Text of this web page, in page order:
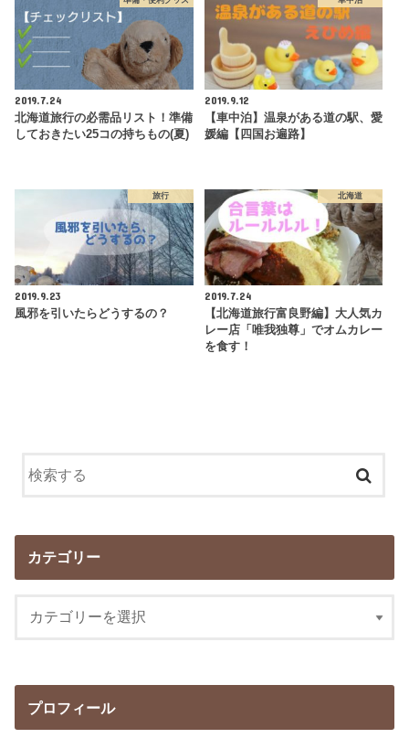
2019.7.24
北海道旅行の必需品リスト！準備
しておきたい25コの持ちもの(夏)
2019.9.12
【車中泊】温泉がある道の駅、愛
媛編【四国お遍路】
旅行
2019.9.23
風邪を引いたらどうするの？
北海道
2019.7.24
【北海道旅行富良野編】大人気カ
レー店「唯我独尊」でオムカレー
を食す！
カテゴリー
プロフィール